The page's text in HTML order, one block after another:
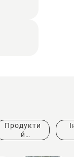
Продукти
й